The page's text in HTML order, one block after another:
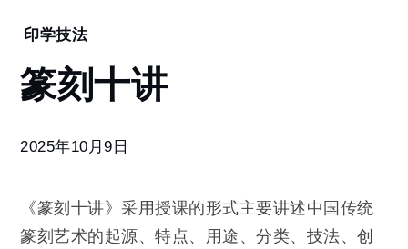
Home
刻
十
印学技法
篆刻十讲
2025年10月9日
《篆刻十讲》采用授课的形式主要讲述中国传统
篆刻艺术的起源、特点、用途、分类、技法、创